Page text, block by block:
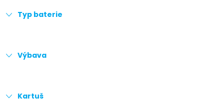
Typ baterie
Výbava
Kartuš